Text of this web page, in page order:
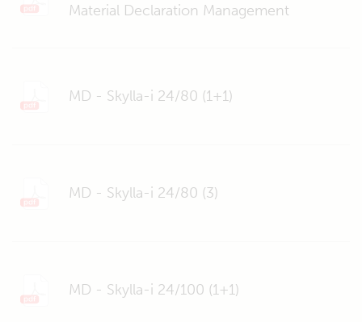
Material Declaration Management
MD - Skylla-i 24/80 (1+1)
MD - Skylla-i 24/80 (3)
MD - Skylla-i 24/100 (1+1)